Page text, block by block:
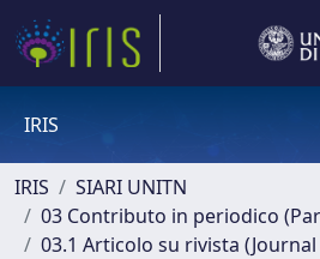
IRIS
IRIS
SIARI UNITN
03 Contributo in periodico
03.1 Articolo su rivista